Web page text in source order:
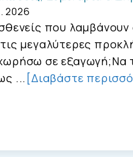
2026
που
μεγαλύτερες
σε
... [Διαβάστε